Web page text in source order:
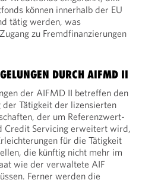
können innerhalb der EU
tätig werden, was
zu Fremdfinanzierungen
DURCH AIFMD II
der AIFMD II betreffen den
der Tätigkeit der lizensierten
der um Referenzwert-
Credit Servicing erweitert wird,
für die Tätigkeit
die künftig nicht mehr im
wie der verwaltete AIF
Ferner werden die